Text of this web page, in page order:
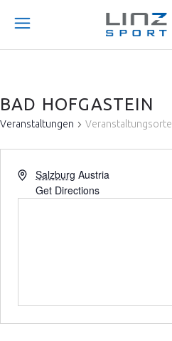
BAD HOFGASTEIN
Veranstaltungen Veranstaltungsorte
Salzburg Austria
Get Directions